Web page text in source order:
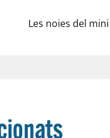
Les noies del